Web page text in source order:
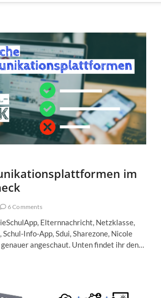
im
6 Comments
Elternnachricht, Netzklasse,
Schul-Info-App, Sdui, Sharezone, Nicole
angeschaut. Unten findet ihr den…